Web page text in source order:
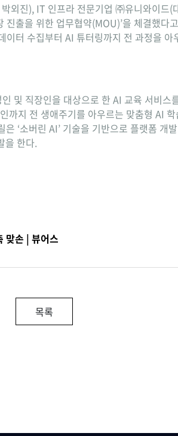
외진), IT 인프라 전문기업 ㈜유니와이드
출을 위한 업무협약(MOU)’을 체결했다
터 수집부터 AI 튜터링까지 전 과정을 아
및 직장인을 대상으로 한 AI 교육 서비
까지 전 생애주기를 아우르는 맞춤형 AI
‘소버린 AI’ 기술을 기반으로 플랫폼
을 한다.
맞손 | 뷰어스
목록